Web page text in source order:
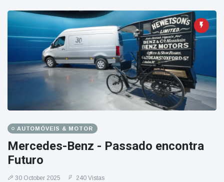
AUTOMÓVEIS & MOTOR
Mercedes-Benz - Passado encontra
Futuro
30 October 2025 240 Vistas